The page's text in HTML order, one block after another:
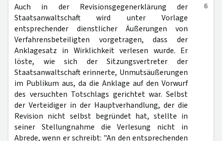
6
Auch in der Revisionsgegenerklärung der
Staatsanwaltschaft wird unter Vorlage
entsprechender dienstlicher Äußerungen von
Verfahrensbeteiligten vorgetragen, dass der
Anklagesatz in Wirklichkeit verlesen wurde. Er
löste, wie sich der Sitzungsvertreter der
Staatsanwaltschaft erinnerte, Unmutsäußerungen
im Publikum aus, da die Anklage auf den Vorwurf
des versuchten Totschlags gerichtet war. Selbst
der Verteidiger in der Hauptverhandlung, der die
Revision nicht selbst begründet hat, stellte in
seiner Stellungnahme die Verlesung nicht in
Abrede, wenn er schreibt: "An den entsprechenden